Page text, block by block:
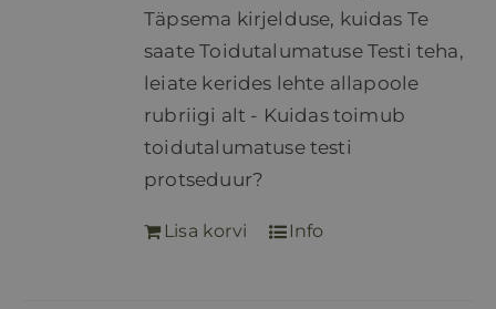
Täpsema kirjelduse, kuidas Te
saate Toidutalumatuse Testi teha,
leiate kerides lehte allapoole
rubriigi alt - Kuidas toimub
toidutalumatuse testi
protseduur?
Lisa korvi Info